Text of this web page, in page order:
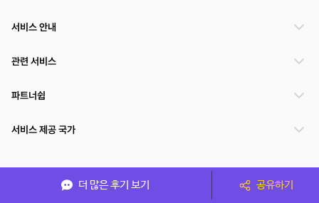
더 많은 후기 보기 공유하기
서비스 안내
관련 서비스
파트너쉽
서비스 제공 국가
(주)NSPACE 사업자정보